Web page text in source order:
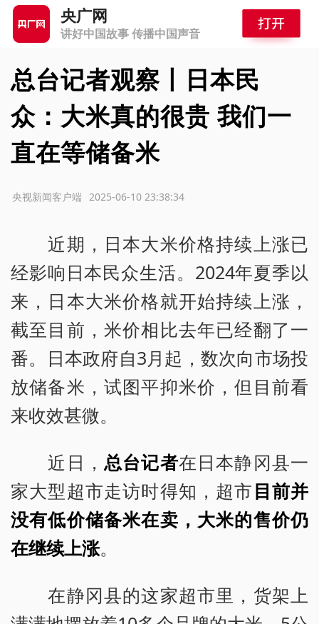
央广网
讲好中国故事 传播中国声音
总台记者观察丨日本民
众：大米真的很贵 我们一
直在等储备米
2025-06-10 23:38:34
央视新闻客户端
近期，日本大米价格持续上涨已
经影响日本民众生活。2024年夏季以
来，日本大米价格就开始持续上涨，
截至目前，米价相比去年已经翻了一
番。日本政府自3月起，数次向市场投
放储备米，试图平抑米价，但目前看
来收效甚微。
近日， 总台记者在日本静冈县一
家大型超市走访时得知，超市目前并
没有低价储备米在卖，大米的售价仍
在继续上涨。
在静冈县的这家超市里，货架上